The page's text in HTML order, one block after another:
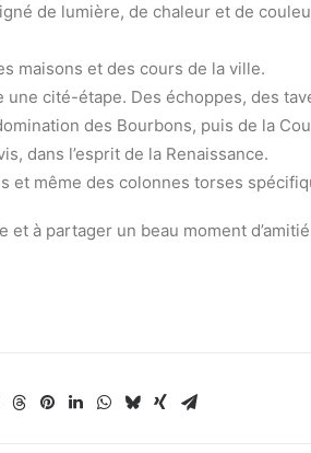
de lumière, de chaleur et de
maisons et des cours de la ville.
cité-étape. Des échoppes, des
des Bourbons, puis de la
dans l’esprit de la Renaissance.
et même des colonnes torses
à partager un beau moment